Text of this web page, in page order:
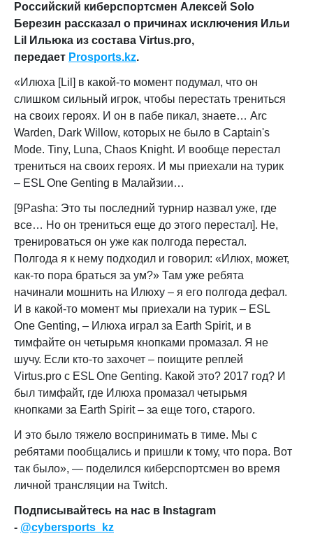
Российский киберспортсмен Алексей Solo
Березин рассказал о причинах исключения Ильи
Lil Ильюка из состава Virtus.pro,
передает Prosports.kz.
«Илюха [Lil] в какой-то момент подумал, что он
слишком сильный игрок, чтобы перестать трениться
на своих героях. И он в пабе пикал, знаете… Arc
Warden, Dark Willow, которых не было в Captain's
Mode. Tiny, Luna, Chaos Knight. И вообще перестал
трениться на своих героях. И мы приехали на турик
– ESL One Genting в Малайзии…
[9Pasha: Это ты последний турнир назвал уже, где
все… Но он трениться еще до этого перестал]. Не,
тренироваться он уже как полгода перестал.
Полгода я к нему подходил и говорил: «Илюх, может,
как-то пора браться за ум?» Там уже ребята
начинали мошнить на Илюху – я его полгода дефал.
И в какой-то момент мы приехали на турик – ESL
One Genting, – Илюха играл за Earth Spirit, и в
тимфайте он четырьмя кнопками промазал. Я не
шучу. Если кто-то захочет – поищите реплей
Virtus.pro с ESL One Genting. Какой это? 2017 год? И
был тимфайт, где Илюха промазал четырьмя
кнопками за Earth Spirit – за еще того, старого.
И это было тяжело воспринимать в тиме. Мы с
ребятами пообщались и пришли к тому, что пора. Вот
так было», — поделился киберспортсмен во время
личной трансляции на Twitch.
Подписывайтесь на нас в Instagram
- @cybersports_kz